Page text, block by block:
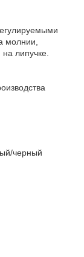
молнии,
липучке.
черный